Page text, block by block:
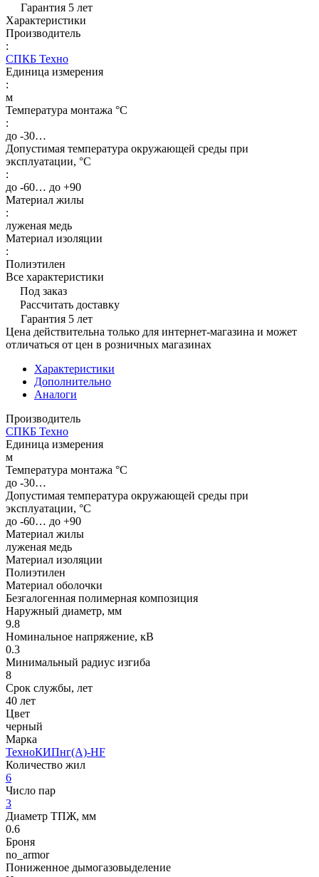
Гарантия 5 лет
Характеристики
Производитель
:
СПКБ Техно
Единица измерения
:
м
Температура монтажа °C
:
до -30…
Допустимая температура окружающей среды при
эксплуатации, °C
:
до -60… до +90
Материал жилы
:
луженая медь
Материал изоляции
:
Полиэтилен
Все характеристики
Под заказ
Рассчитать доставку
Гарантия 5 лет
Цена действительна только для интернет-магазина и может
отличаться от цен в розничных магазинах
Характеристики
Дополнительно
Аналоги
Производитель
СПКБ Техно
Единица измерения
м
Температура монтажа °C
до -30…
Допустимая температура окружающей среды при
эксплуатации, °C
до -60… до +90
Материал жилы
луженая медь
Материал изоляции
Полиэтилен
Материал оболочки
Безгалогенная полимерная композиция
Наружный диаметр, мм
9.8
Номинальное напряжение, кВ
0.3
Минимальный радиус изгиба
8
Срок службы, лет
40 лет
Цвет
черный
Марка
ТехноКИПнг(A)-HF
Количество жил
6
Число пар
3
Диаметр ТПЖ, мм
0.6
Броня
no_armor
Пониженное дымогазовыделение